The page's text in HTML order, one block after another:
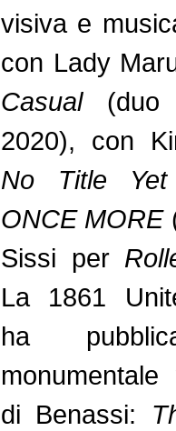
visiva e
con Lady
Casual
2020), con
No Title Yet
ONCE MORE
Sissi per
La 1861
ha
monumentale
di Benassi: